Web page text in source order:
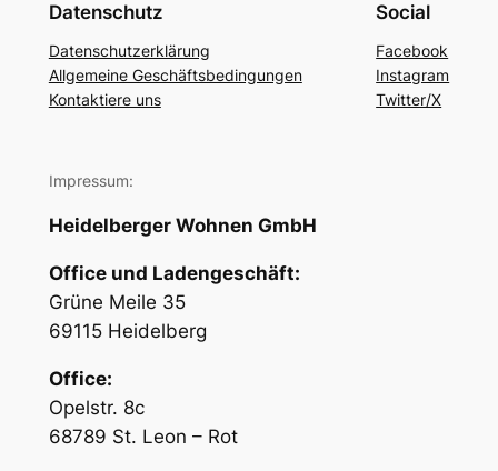
Datenschutz
Datenschutzerklärung
Allgemeine Geschäftsbedingungen
Kontaktiere uns
Social
Facebook
Instagram
Twitter/X
Impressum:
Heidelberger Wohnen GmbH
Office und Ladengeschäft:
Grüne Meile 35
69115 Heidelberg
Office:
Opelstr. 8c
68789 St. Leon – Rot